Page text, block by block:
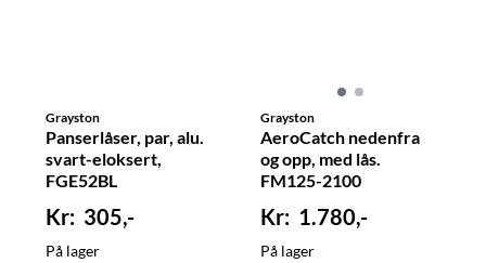
Grayston
Panserlåser, par, alu.
svart-eloksert,
FGE52BL
305,-
På lager
Grayston
AeroCatch nedenfra
og opp, med lås.
FM125-2100
1.780,-
På lager